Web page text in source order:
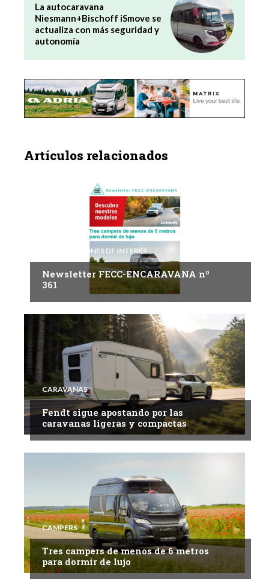
La autocaravana
Niesmann+Bischoff iSmove se
actualiza con más seguridad y
autonomía
Artículos relacionados
INFORMACIONES DE INTERÉS
Newsletter FECC-ENCARAVANA nº
361
CARAVANAS
Fendt sigue apostando por las
caravanas ligeras y compactas
CAMPERS
Tres campers de menos de 6 metros
para dormir de lujo